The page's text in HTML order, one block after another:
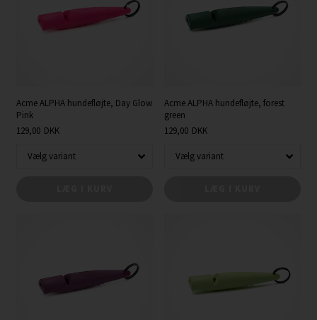
Acme ALPHA hundefløjte, Day Glow
Pink
129,00 DKK
Acme ALPHA hundefløjte, forest
green
129,00 DKK